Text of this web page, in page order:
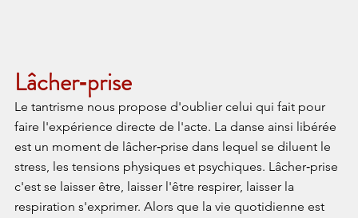
​Lâcher‑prise
Le tantrisme nous propose d'oublier celui qui fait pour
faire l'expérience directe de l'acte. La danse ainsi libérée
est un moment de lâcher‑prise dans lequel se diluent le
stress, les tensions physiques et psychiques. Lâcher‑prise
c'est se laisser être, laisser l'être respirer, laisser la
respiration s'exprimer. Alors que la vie quotidienne est